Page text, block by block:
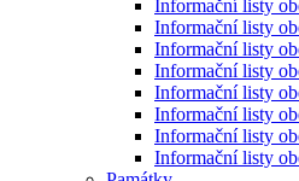
Informační listy
Informační listy
Informační listy
Informační listy
Informační listy
Informační listy
Informační listy
Informační listy